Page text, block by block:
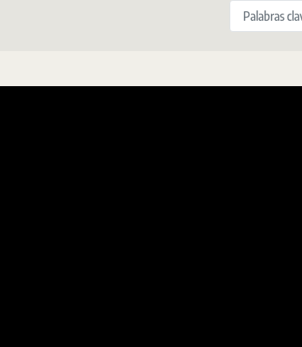
Palabras clave